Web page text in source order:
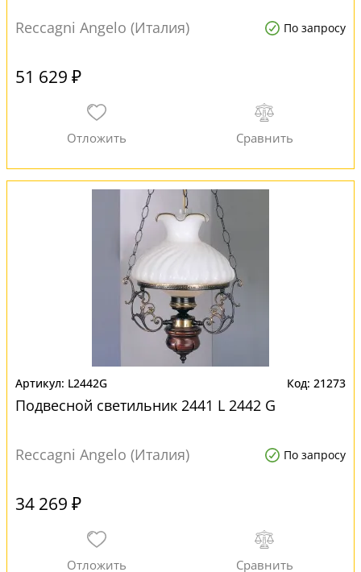
Reccagni Angelo (Италия) По запросу
51 629 ₽
L2442G 21273
Подвесной светильник 2441 L 2442 G
Reccagni Angelo (Италия) По запросу
34 269 ₽